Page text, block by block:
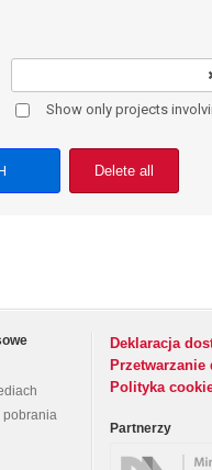
Show only projects
Delete all
pobrania
Deklaracja
Polityka
Partnerzy